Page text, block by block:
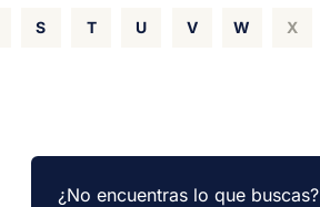
S T U V W X
¿No encuentras lo que buscas?